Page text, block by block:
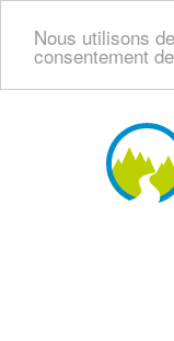
Nous utilisons
consentement
Direkt